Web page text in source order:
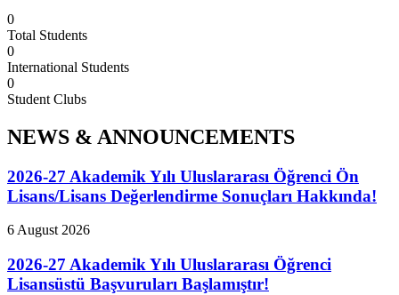
0
Total Students
0
International Students
0
Student Clubs
NEWS & ANNOUNCEMENTS
2026-27 Akademik Yılı Uluslararası Öğrenci Ön
Lisans/Lisans Değerlendirme Sonuçları Hakkında!
6 August 2026
2026-27 Akademik Yılı Uluslararası Öğrenci
Lisansüstü Başvuruları Başlamıştır!